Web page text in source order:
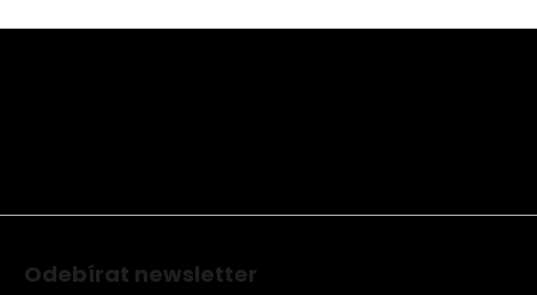
Z
Odebírat newsletter